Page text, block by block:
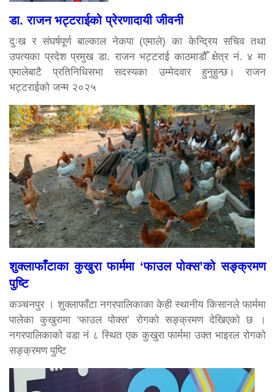
डा. राजन भट्टराईको प्रेरणादायी जीवनी
दुःख र संघर्षपूर्ण बाल्काल नेकपा (एमाले) का केन्द्रिय सचिव तथा
उपत्यका प्रदेश प्रमुख डा. राजन भट्टराई काठमाडौँ क्षेत्र नं. ४ मा
एमालेबाटै प्रतिनिधिसभा सदस्यका उम्मेदवार हुनुहुन्छ। राजन
भट्टराईको जन्म २०२५
शुक्लाफाँटाका कुखुरा फार्ममा ‘फाउल पोक्स’को सङ्क्रमण
पुष्टि
कञ्चनपुर । शुक्लाफाँटा नगरपालिकाका केही स्थानीय किसानले फार्ममा
पालेका कुखुरामा ‘फाउल पोक्स’ रोगको सङ्क्रमण देखिएको छ ।
नगरपालिकाको वडा नं ८ स्थित एक कुखुरा फार्ममा उक्त भाइरल रोगको
सङ्क्रमण पुष्टि